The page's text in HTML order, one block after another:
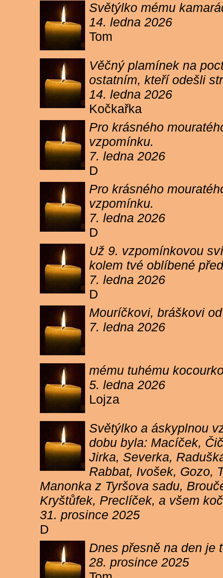
Světýlko mému
14. ledna 2026
Tom
Věčný plamínek na
ostatním, kteří odešli
14. ledna 2026
Kočkařka
Pro krásného
vzpomínku.
7. ledna 2026
D
Pro krásného
vzpomínku.
7. ledna 2026
D
Už 9. vzpomínkovou
kolem tvé oblíbené
7. ledna 2026
D
Mouríčkovi, bráškovi
7. ledna 2026
mému tuhému
5. ledna 2026
Lojza
Světýlko a áskyplnou
dobu byla: Macíček,
Jirka, Severka,
Rabbat, Ivošek, Gozo,
Manonka z Tyršova sadu,
Kryštůfek, Preclíček, a všem
31. prosince 2025
D
Dnes přesně na den je
28. prosince 2025